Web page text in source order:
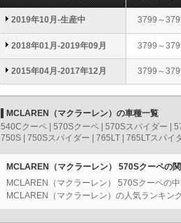
2019年10月-生産中 3799～
2018年01月-2019年09月 3799～
2015年04月-2017年12月 3799～
MCLAREN（マクラーレン）の車種一覧
540Cクーペ
570Sクーペ 570Sスパイダー
750S
750Sスパイダー 765LT 765LTスパイ
MCLAREN（マクラーレン） 570Sクーペの
MCLAREN（マクラーレン） 570Sクーペの
MCLAREN（マクラーレン）の人気ランキン